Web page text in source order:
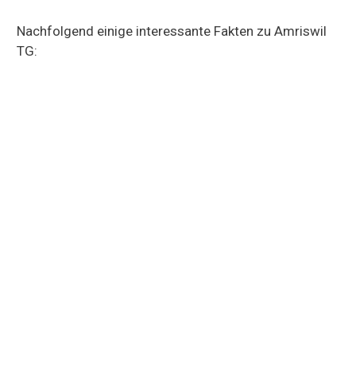
Nachfolgend einige interessante Fakten zu Amriswil
TG: